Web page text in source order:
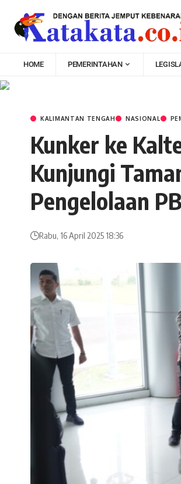
HOME PEMERINTAHAN
KALIMANTAN TENGAH NASIONAL
Kunker ke
Kunjungi
Pengelolaan
Rabu, 16 April 2025 18:36